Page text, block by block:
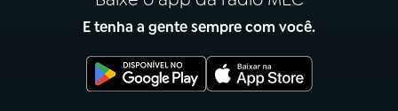
E tenha a gente sempre com você.